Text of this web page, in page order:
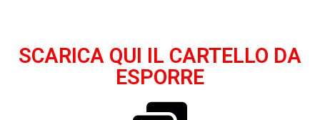
SCARICA QUI IL CARTELLO DA
ESPORRE